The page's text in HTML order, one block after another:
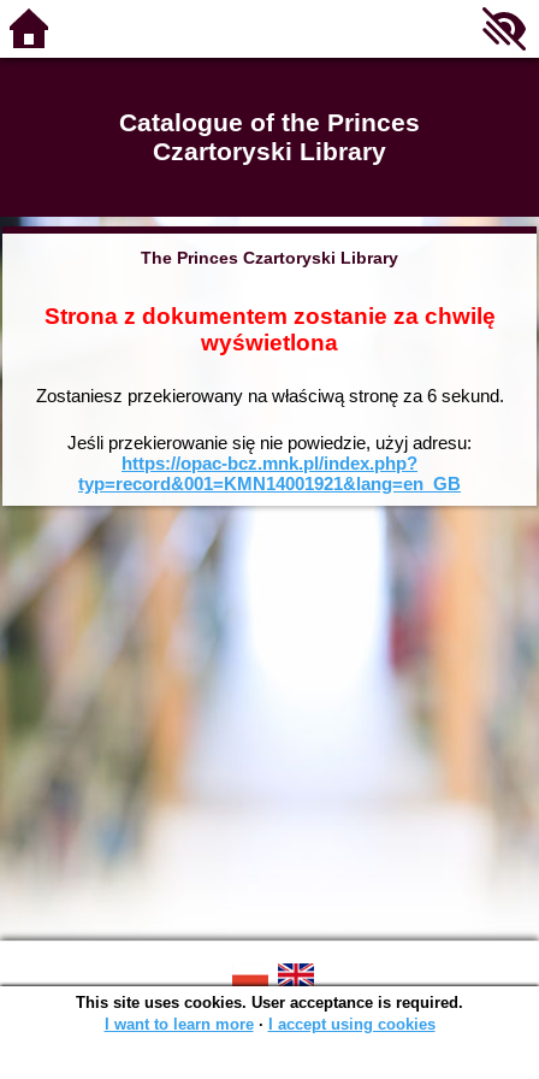
Catalogue of the Princes
Czartoryski Library
The Princes Czartoryski Library
Strona z dokumentem zostanie za chwilę
wyświetlona
Zostaniesz przekierowany na właściwą stronę za 6sekund.
Jeśli przekierowanie się nie powiedzie, użyj adresu:
https://opac-bcz.mnk.pl/index.php?
typ=record&001=KMN14001921&lang=en_GB
SOWA OPAC v. 6.11.10 (2026-07-24)
Generated in 0,0014 s.
This site uses cookies. User acceptance is required.
I want to learn more∙ I accept using cookies